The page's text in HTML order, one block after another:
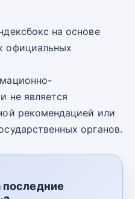
на основе
официальных
не является
рекомендацией или
органов.
последние